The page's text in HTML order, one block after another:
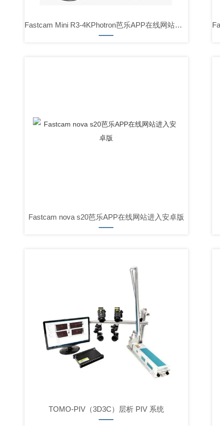
Fastcam Mini R3-4KPhotron芭乐APP在线网站进入安卓版
Fastcam nova s20芭乐APP在线网站进入安卓版
TOMO-PIV（3D3C）层析 PIV 系统